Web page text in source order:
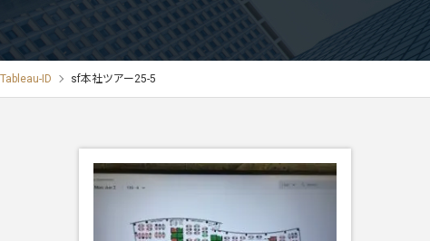
Tableau-ID sf本社ツアー25-5